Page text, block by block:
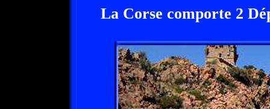
La Corse comporte 2